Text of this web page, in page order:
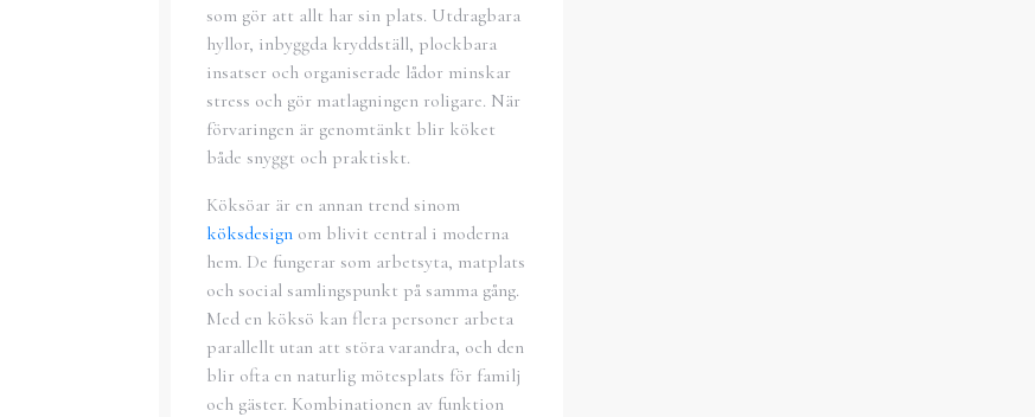
som gör att allt har sin plats. Utdragbara
hyllor, inbyggda kryddställ, plockbara
insatser och organiserade lådor minskar
stress och gör matlagningen roligare. När
förvaringen är genomtänkt blir köket
både snyggt och praktiskt.
Köksöar är en annan trend sinom
köksdesign om blivit central i moderna
hem. De fungerar som arbetsyta, matplats
och social samlingspunkt på samma gång.
Med en köksö kan flera personer arbeta
parallellt utan att störa varandra, och den
blir ofta en naturlig mötesplats för familj
och gäster. Kombinationen av funktion